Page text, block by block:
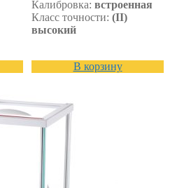
Калибровка: встроенная
Класс точности: (II)
высокий
В корзину